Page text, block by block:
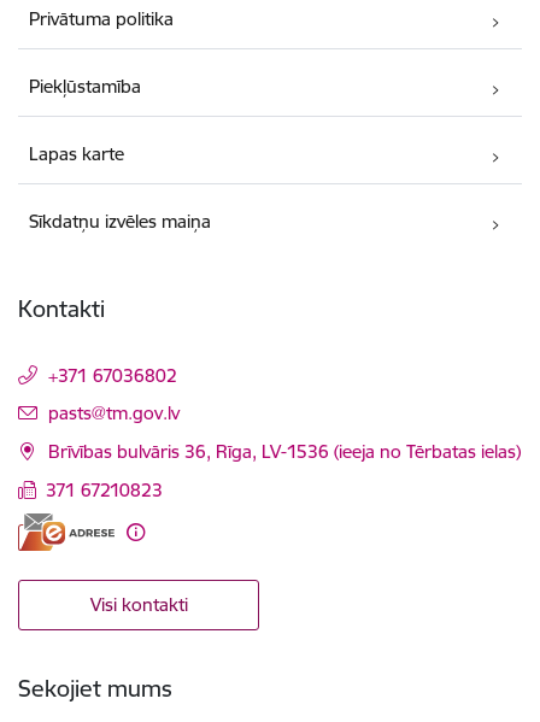
Privātuma politika
Piekļūstamība
Lapas karte
Sīkdatņu izvēles maiņa
Kontakti
+371 67036802
E-pasts:
pasts@tm.gov.lv
Brīvības bulvāris 36, Rīga, LV-1536 (ieeja no Tērbatas ielas)
371 67210823
Visi kontakti
Sekojiet mums